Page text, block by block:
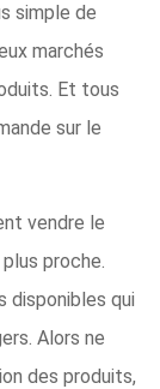
simple de
marchés
Et tous
sur le
vendre le
proche.
disponibles qui
Alors ne
des produits,